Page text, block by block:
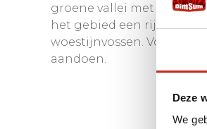
Deze
We
groene vallei met
het gebied een rijke
woestijnvossen.
aandoen.